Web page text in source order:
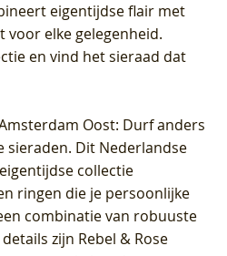
eigentijdse flair met
voor elke gelegenheid.
en vind het sieraad dat
Oost: Durf anders
sieraden. Dit Nederlandse
collectie
ringen die je persoonlijke
combinatie van robuuste
zijn Rebel & Rose